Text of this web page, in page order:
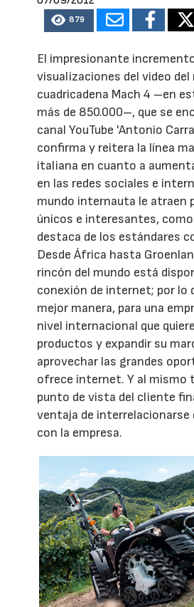
879
El impresionante
visualizaciones del video
cuadricadena Mach 4 –en
más de 850.000–, que se
canal YouTube 'Antonio
confirma y reitera la línea
italiana en cuanto a
en las redes sociales e
mundo internauta le atraen
únicos e interesantes, como
destaca de los estándares
Desde África hasta
rincón del mundo está
conexión de internet; por lo
mejor manera, para una
nivel internacional que
productos y expandir su
aprovechar las grandes
ofrece internet. Y al mismo
punto de vista del cliente
ventaja de
con la empresa.